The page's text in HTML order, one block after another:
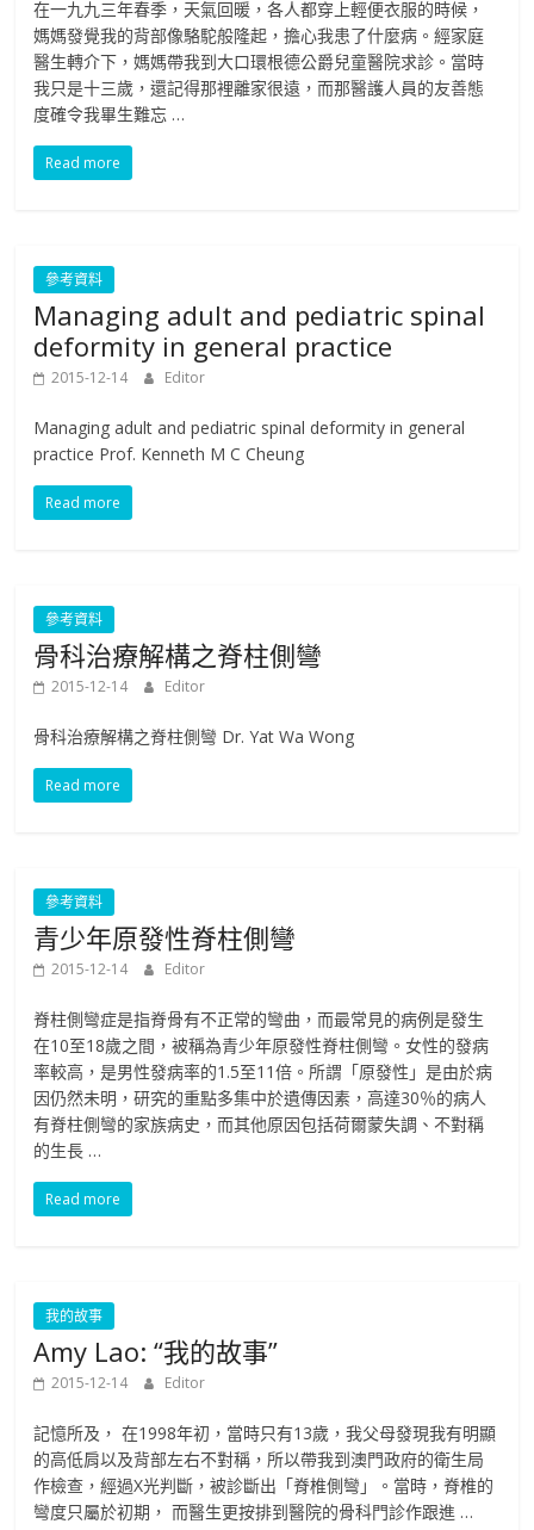
在一九九三年春季，天氣回暖，各人都穿上輕便衣服的時候，
媽媽發覺我的背部像駱駝般隆起，擔心我患了什麼病。經家庭
醫生轉介下，媽媽帶我到大口環根德公爵兒童醫院求診。當時
我只是十三歲，還記得那裡離家很遠，而那醫護人員的友善態
度確令我畢生難忘 …
Read more
參考資料
Managing adult and pediatric spinal
deformity in general practice
2015-12-14 Editor
Managing adult and pediatric spinal deformity in general
practice Prof. Kenneth M C Cheung
Read more
參考資料
骨科治療解構之脊柱側彎
2015-12-14 Editor
骨科治療解構之脊柱側彎 Dr. Yat Wa Wong
Read more
參考資料
青少年原發性脊柱側彎
2015-12-14 Editor
脊柱側彎症是指脊骨有不正常的彎曲，而最常見的病例是發生
在10至18歲之間，被稱為青少年原發性脊柱側彎。女性的發病
率較高，是男性發病率的1.5至11倍。所謂「原發性」是由於病
因仍然未明，研究的重點多集中於遺傳因素，高達30％的病人
有脊柱側彎的家族病史，而其他原因包括荷爾蒙失調、不對稱
的生長 …
Read more
我的故事
Amy Lao: “我的故事”
2015-12-14 Editor
記憶所及， 在1998年初，當時只有13歲，我父母發現我有明顯
的高低肩以及背部左右不對稱，所以帶我到澳門政府的衛生局
作檢查，經過X光判斷，被診斷出「脊椎側彎」。當時，脊椎的
彎度只屬於初期， 而醫生更按排到醫院的骨科門診作跟進 …